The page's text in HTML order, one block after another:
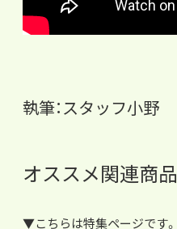
執筆：スタッフ小野
オススメ関連商品
▼こちらは特集ページです。